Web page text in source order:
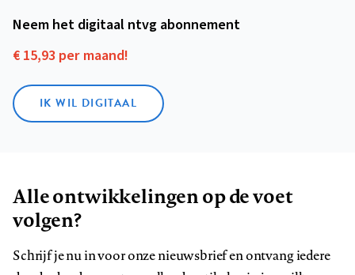
Neem het digitaal ntvg abonnement
€ 15,93 per maand!
IK WIL DIGITAAL
Alle ontwikkelingen op de voet
volgen?
Schrijf je nu in voor onze nieuwsbrief en ontvang iedere